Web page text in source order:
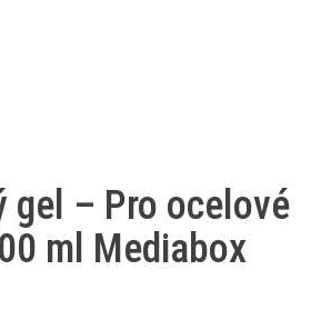
gel – Pro ocelové
ml Mediabox
byla: 149 Kč.